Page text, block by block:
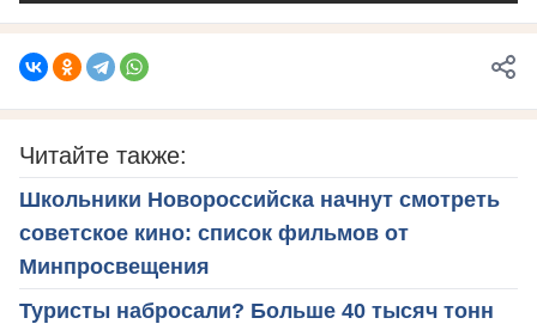
Читайте также:
Школьники Новороссийска начнут смотреть
советское кино: список фильмов от
Минпросвещения
Туристы набросали? Больше 40 тысяч тонн